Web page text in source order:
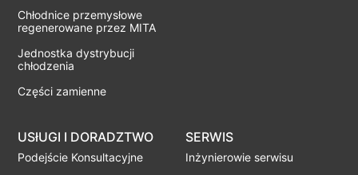
Chłodnice przemysłowe
regenerowane przez MITA
Jednostka dystrybucji
chłodzenia
Części zamienne
USłUGI I DORADZTWO
Podejście Konsultacyjne
SERWIS
Inżynierowie serwisu